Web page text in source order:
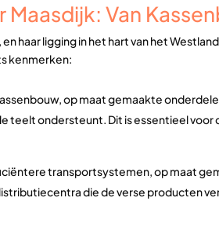
Maasdijk: Van
haar ligging in het hart van het
kenmerken:
op maat gemaakte
teelt ondersteunt. Dit is essentieel voor
transportsystemen, op maat
die de verse producten